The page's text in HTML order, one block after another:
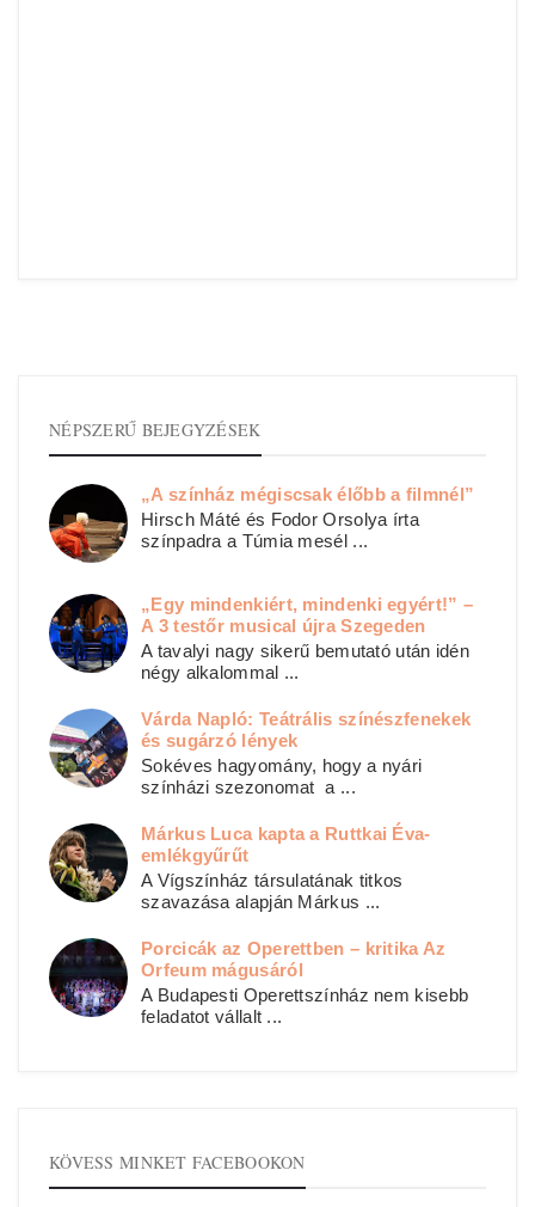
NÉPSZERŰ BEJEGYZÉSEK
„A színház mégiscsak élőbb a filmnél”
Hirsch Máté és Fodor Orsolya írta
színpadra a Túmia mesél ...
„Egy mindenkiért, mindenki egyért!” –
A 3 testőr musical újra Szegeden
A tavalyi nagy sikerű bemutató után idén
négy alkalommal ...
Várda Napló: Teátrális színészfenekek
és sugárzó lények
Sokéves hagyomány, hogy a nyári
színházi szezonomat a ...
Márkus Luca kapta a Ruttkai Éva-
emlékgyűrűt
A Vígszínház társulatának titkos
szavazása alapján Márkus ...
Porcicák az Operettben – kritika Az
Orfeum mágusáról
A Budapesti Operettszínház nem kisebb
feladatot vállalt ...
KÖVESS MINKET FACEBOOKON